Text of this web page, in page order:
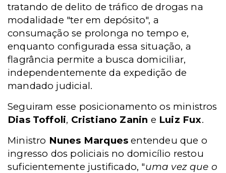
tratando de delito de tráfico de drogas na
modalidade "ter em depósito", a
consumação se prolonga no tempo e,
enquanto configurada essa situação, a
flagrância permite a busca domiciliar,
independentemente da expedição de
mandado judicial.
Seguiram esse posicionamento os ministros
Dias Toffoli, Cristiano Zanin e Luiz Fux.
Ministro Nunes Marques entendeu que o
ingresso dos policiais no domicílio restou
suficientemente justificado, "uma vez que o